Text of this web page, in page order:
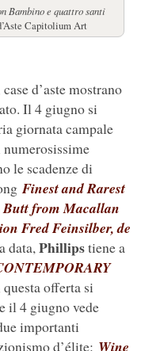
Bambino e quattro santi
Capitolium Art
d’aste mostrano
Il 4 giugno si
giornata campale
le scadenze di
Finest and Rarest
Butt from Macallan
Fred Feinsilber, de
data, Phillipstiene a
offerta si
il 4 giugno vede
importanti
d’élite: Wine